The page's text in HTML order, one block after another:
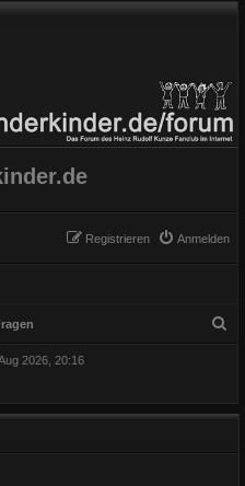
Anmelden
Registrieren
2026, 20:16